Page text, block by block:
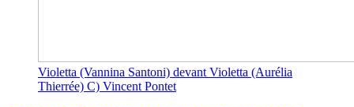
Violetta (Vannina Santoni) devant Violetta (Aurélia
Thierrée) C) Vincent Pontet